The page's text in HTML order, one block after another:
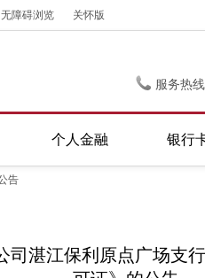
无障碍浏览 关怀版
服务热
个人金融 银行
告
司湛江保利原点广场支